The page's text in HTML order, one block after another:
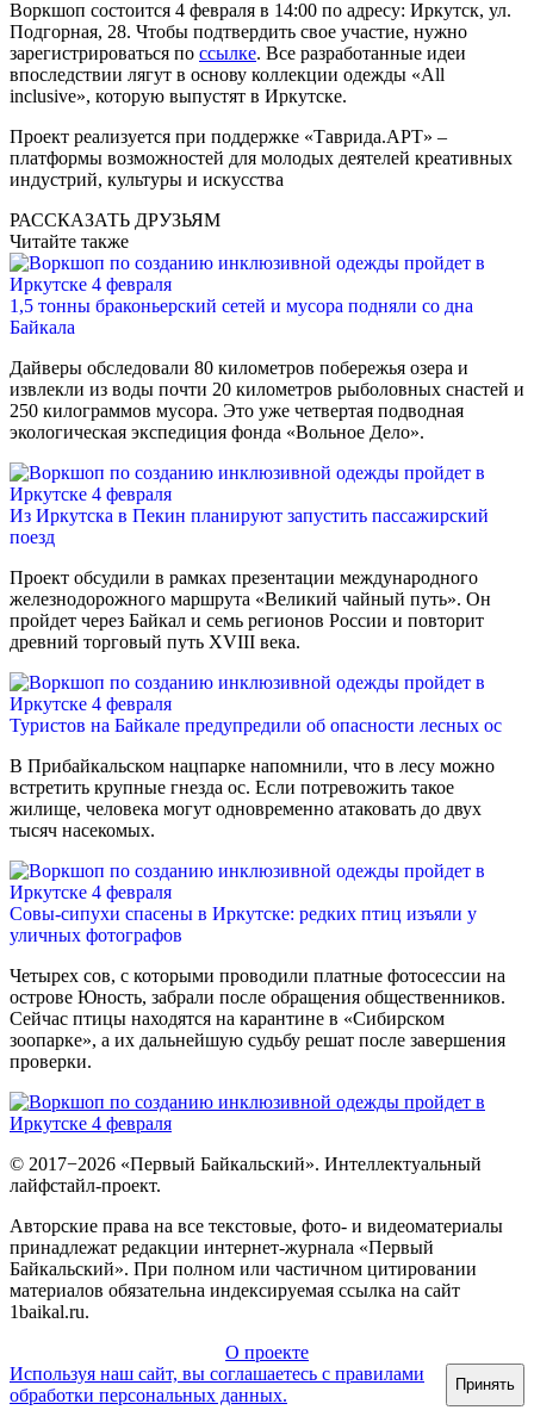
Воркшоп состоится 4 февраля в 14:00 по адресу: Иркутск, ул.
Подгорная, 28. Чтобы подтвердить свое участие, нужно
зарегистрироваться по ссылке. Все разработанные идеи
впоследствии лягут в основу коллекции одежды «All
inclusive», которую выпустят в Иркутске.
Проект реализуется при поддержке «Таврида.АРТ» –
платформы возможностей для молодых деятелей креативных
индустрий, культуры и искусства
РАССКАЗАТЬ ДРУЗЬЯМ
Читайте также
1,5 тонны браконьерский сетей и мусора подняли со дна
Байкала
Дайверы обследовали 80 километров побережья озера и
извлекли из воды почти 20 километров рыболовных снастей и
250 килограммов мусора. Это уже четвертая подводная
экологическая экспедиция фонда «Вольное Дело».
Из Иркутска в Пекин планируют запустить пассажирский
поезд
Проект обсудили в рамках презентации международного
железнодорожного маршрута «Великий чайный путь». Он
пройдет через Байкал и семь регионов России и повторит
древний торговый путь XVIII века.
Туристов на Байкале предупредили об опасности лесных ос
В Прибайкальском нацпарке напомнили, что в лесу можно
встретить крупные гнезда ос. Если потревожить такое
жилище, человека могут одновременно атаковать до двух
тысяч насекомых.
Совы-сипухи спасены в Иркутске: редких птиц изъяли у
уличных фотографов
Четырех сов, с которыми проводили платные фотосессии на
острове Юность, забрали после обращения общественников.
Сейчас птицы находятся на карантине в «Сибирском
зоопарке», а их дальнейшую судьбу решат после завершения
проверки.
© 2017−2026 «Первый Байкальский». Интеллектуальный
лайфстайл-проект.
Авторские права на все текстовые, фото- и видеоматериалы
принадлежат редакции интернет-журнала «Первый
Байкальский». При полном или частичном цитировании
материалов обязательна индексируемая ссылка на сайт
1baikal.ru.
О проекте
Используя наш сайт, вы соглашаетесь с правилами
обработки персональных данных.
Принять